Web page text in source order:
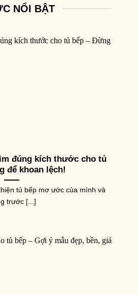
NỔI BẬT
đúng kích thước cho tủ
để khoan lệch!
tủ bếp mơ ước của mình và
trước [...]